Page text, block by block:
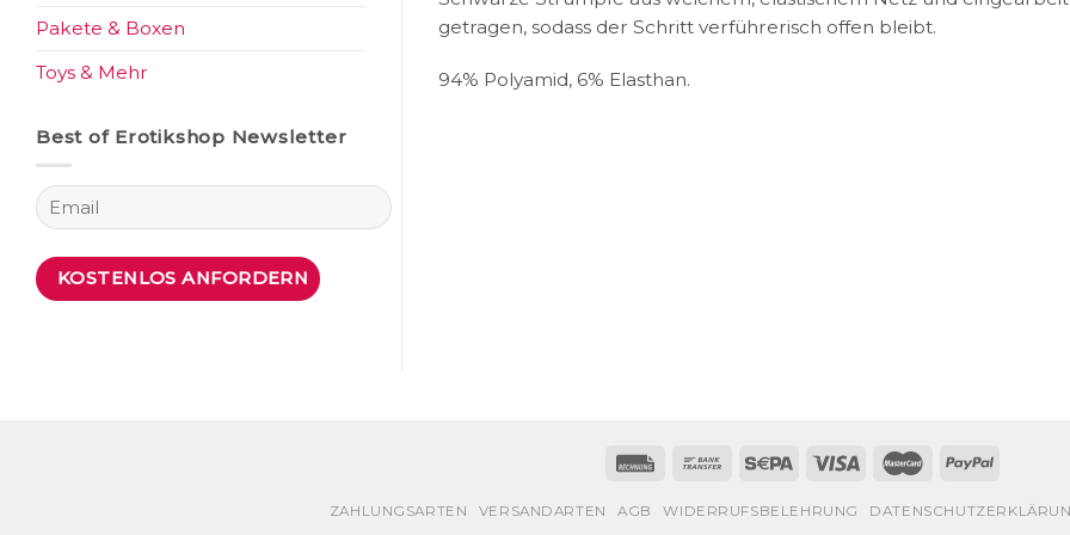
Pakete & Boxen
Toys & Mehr
Best of Erotikshop Newsletter
getragen, sodass der Schritt verführerisch offen bleibt.
94% Polyamid, 6% Elasthan.
ZAHLUNGSARTEN VERSANDARTEN AGB WIDERRUFSBELEHRUNG